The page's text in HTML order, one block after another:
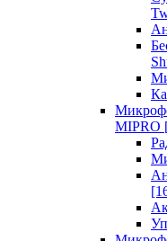
MIPRO